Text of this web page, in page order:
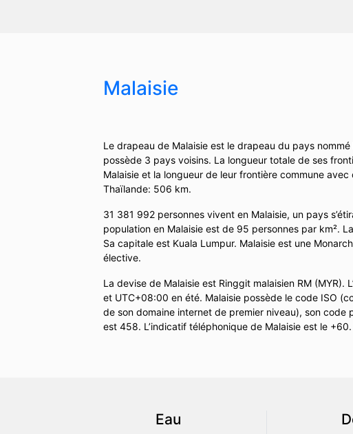
Malaisie
Le drapeau de Malaisie est le drapeau du pays
possède 3 pays voisins. La longueur totale de ses
Malaisie et la longueur de leur frontière commune
Thaïlande: 506 km.
31 381 992 personnes vivent en Malaisie, un pays
population en Malaisie est de 95 personnes par km².
Sa capitale est Kuala Lumpur. Malaisie est une
élective.
La devise de Malaisie est Ringgit malaisien RM
et UTC+08:00 en été. Malaisie possède le code ISO
de son domaine internet de premier niveau), son
est 458. L’indicatif téléphonique de Malaisie est le +60.
Eau